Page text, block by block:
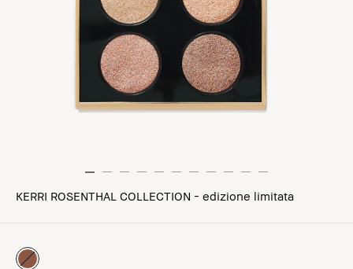
KERRI ROSENTHAL COLLECTION - edizione limitata